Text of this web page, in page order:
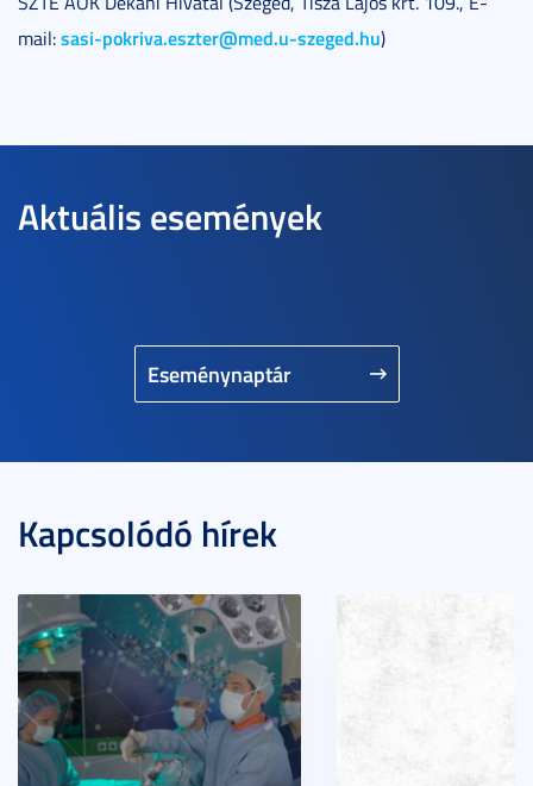
mail:sasi-pokriva.eszter@med.u-szeged.hu)
Aktuális események
Eseménynaptár
Kapcsolódó hírek